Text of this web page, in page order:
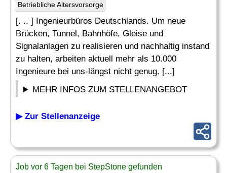
Betriebliche Altersvorsorge
[. .. ] Ingenieurbüros Deutschlands. Um neue
Brücken, Tunnel, Bahnhöfe, Gleise und
Signalanlagen zu realisieren und nachhaltig instand
zu halten, arbeiten aktuell mehr als 10.000
Ingenieure bei uns-längst nicht genug. [...]
MEHR INFOS ZUM STELLENANGEBOT
▶ Zur Stellenanzeige
Job vor 6 Tagen bei StepStone gefunden